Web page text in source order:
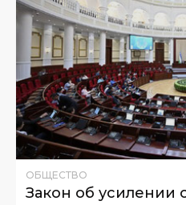
ОБЩЕСТВО
Закон об усилении